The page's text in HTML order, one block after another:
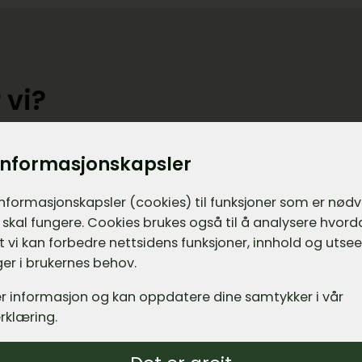
er en tjeneste som er utviklet og driftet av
649 MVA). Teamet bak Leadly har drevet med
og digital markedsføring gjennom egne selskaper
tjenester som Begravelsesbyraer.no i over
har vi utviklet og levert digitale løsninger for over
og utlandet.
enkle løsninger som er lette å bruke og som
våre med potensielle leverandører på en enkel
(cookies) til funksjoner som er
fungere. Cookies brukes også til å analysere
vi kan forbedre nettsidens funksjoner, innhold og
i brukernes behov.
informasjon og kan oppdatere dine samtykker i vår